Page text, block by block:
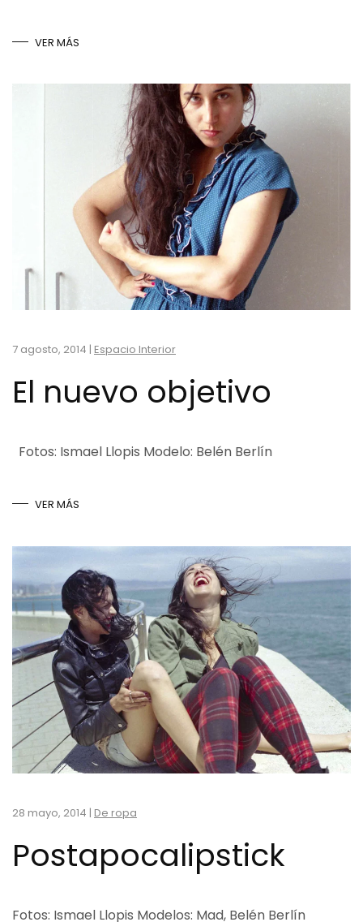
VER MÁS
7 agosto, 2014 | Espacio Interior
El nuevo objetivo
Fotos: Ismael Llopis Modelo: Belén Berlín
VER MÁS
28 mayo, 2014 | De ropa
Postapocalipstick
Fotos: Ismael Llopis Modelos: Mad, Belén Berlín